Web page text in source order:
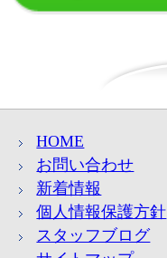
HOME
お問い合わせ
新着情報
個人情報保護方針
スタッフブログ